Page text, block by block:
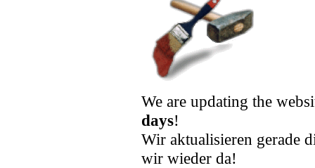
We are updating the
days!
Wir aktualisieren gerade
wir wieder da!